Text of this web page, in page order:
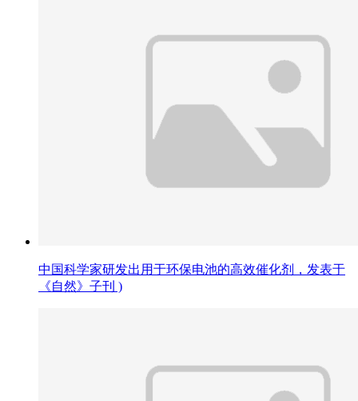
中国科学家研发出用于环保电池的高效催化剂，发表于
《自然》子刊 )